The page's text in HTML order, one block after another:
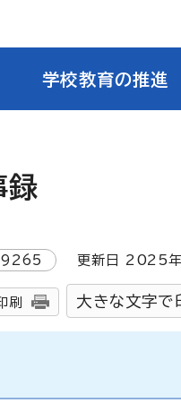
学校教育の推進
録
更新日 2025
刷 大きな文字で